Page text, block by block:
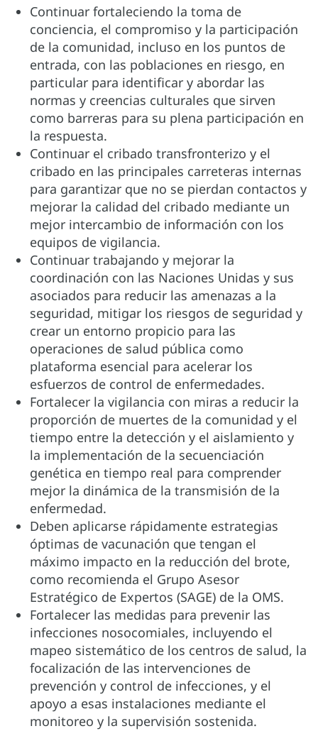
Continuar fortaleciendo la toma de
conciencia, el compromiso y la participación
de la comunidad, incluso en los puntos de
entrada, con las poblaciones en riesgo, en
particular para identificar y abordar las
normas y creencias culturales que sirven
como barreras para su plena participación en
la respuesta.
Continuar el cribado transfronterizo y el
cribado en las principales carreteras internas
para garantizar que no se pierdan contactos y
mejorar la calidad del cribado mediante un
mejor intercambio de información con los
equipos de vigilancia.
Continuar trabajando y mejorar la
coordinación con las Naciones Unidas y sus
asociados para reducir las amenazas a la
seguridad, mitigar los riesgos de seguridad y
crear un entorno propicio para las
operaciones de salud pública como
plataforma esencial para acelerar los
esfuerzos de control de enfermedades.
Fortalecer la vigilancia con miras a reducir la
proporción de muertes de la comunidad y el
tiempo entre la detección y el aislamiento y
la implementación de la secuenciación
genética en tiempo real para comprender
mejor la dinámica de la transmisión de la
enfermedad.
Deben aplicarse rápidamente estrategias
óptimas de vacunación que tengan el
máximo impacto en la reducción del brote,
como recomienda el Grupo Asesor
Estratégico de Expertos (SAGE) de la OMS.
Fortalecer las medidas para prevenir las
infecciones nosocomiales, incluyendo el
mapeo sistemático de los centros de salud, la
focalización de las intervenciones de
prevención y control de infecciones, y el
apoyo a esas instalaciones mediante el
monitoreo y la supervisión sostenida.